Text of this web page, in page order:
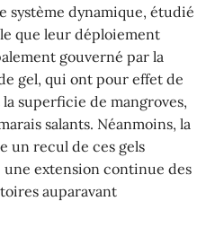
système dynamique, étudié
que leur déploiement
gouverné par la
gel, qui ont pour effet de
superficie de mangroves,
salants. Néanmoins, la
un recul de ces gels
une extension continue des
auparavant